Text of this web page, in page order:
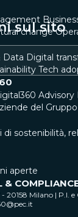
sul sito
change
Data Digital
Tech
Advisory
del Gruppo
di sostenibilità,
aperte
&
20158 Milano |